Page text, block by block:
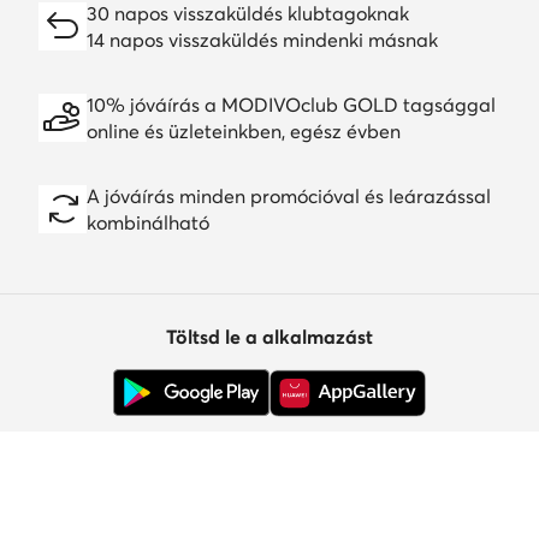
30 napos visszaküldés klubtagoknak
14 napos visszaküldés mindenki másnak
10% jóváírás a MODIVOclub GOLD tagsággal
online és üzleteinkben, egész évben
A jóváírás minden promócióval és leárazással
kombinálható
Töltsd le a alkalmazást